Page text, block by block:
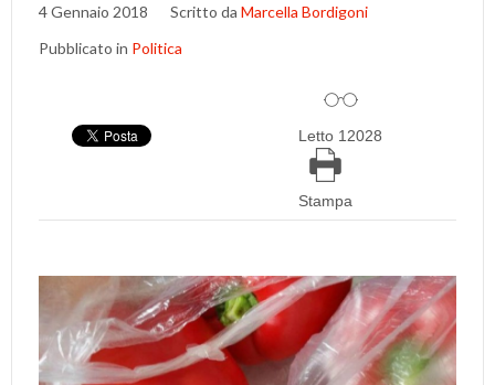
4 Gennaio 2018 Scritto da Marcella Bordigoni
Pubblicato in Politica
Letto 12028
Stampa